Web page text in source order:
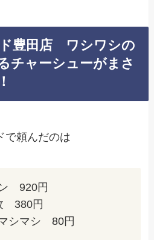
豊田店 ワシワシの
チャーシューがまさ
で頼んだのは
920円
380円
シマシ 80円